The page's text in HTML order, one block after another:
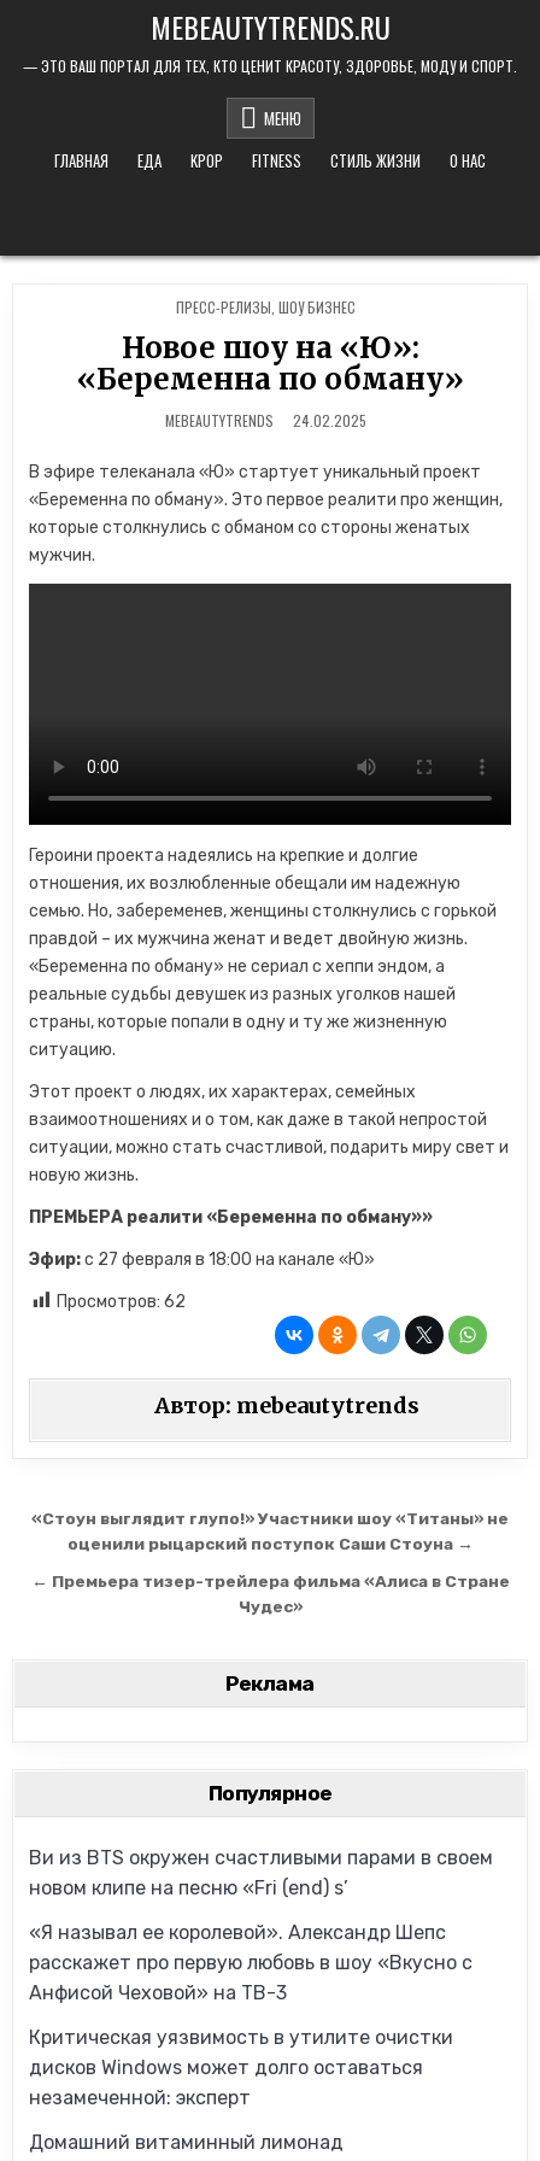
MEBEAUTYTRENDS.RU
— ЭТО ВАШ ПОРТАЛ ДЛЯ ТЕХ, КТО ЦЕНИТ КРАСОТУ, ЗДОРОВЬЕ, МОДУ И СПОРТ.
МЕНЮ
ГЛАВНАЯ
ЕДА KPOP FITNESS СТИЛЬ ЖИЗНИ О НАС
POSTED IN
ПРЕСС-РЕЛИЗЫ ШОУ БИЗНЕС
Новое шоу на «Ю»:
«Беременна по обману»
MEBEAUTYTRENDS 24.02.2025
В эфире телеканала «Ю» стартует уникальный проект
«Беременна по обману». Это первое реалити про женщин,
которые столкнулись с обманом со стороны женатых
мужчин.
Героини проекта надеялись на крепкие и долгие
отношения, их возлюбленные обещали им надежную
семью. Но, забеременев, женщины столкнулись с горькой
правдой – их мужчина женат и ведет двойную жизнь.
«Беременна по обману» не сериал с хеппи эндом, а
реальные судьбы девушек из разных уголков нашей
страны, которые попали в одну и ту же жизненную
ситуацию.
Этот проект о людях, их характерах, семейных
взаимоотношениях и о том, как даже в такой непростой
ситуации, можно стать счастливой, подарить миру свет и
новую жизнь.
ПРЕМЬЕРА реалити «Беременна по обману»»
Эфир:с 27 февраля в 18:00 на канале «Ю»
Просмотров: 62
Автор: mebeautytrends
Навигация по записям
«Стоун выглядит глупо!» Участники шоу «Титаны» не
оценили рыцарский поступок Саши Стоуна →
← Премьера тизер-трейлера фильма «Алиса в Стране
Чудес»
Реклама
Популярное
Ви из BTS окружен счастливыми парами в своем
новом клипе на песню «Fri (end) s’
«Я называл ее королевой». Александр Шепс
расскажет про первую любовь в шоу «Вкусно с
Анфисой Чеховой» на ТВ-3
Критическая уязвимость в утилите очистки
дисков Windows может долго оставаться
незамеченной: эксперт
Домашний витаминный лимонад